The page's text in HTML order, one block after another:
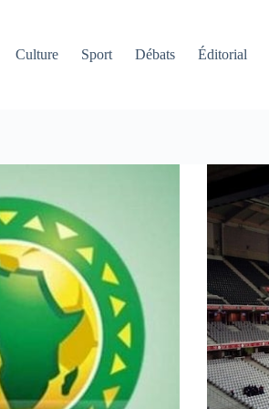
Culture Sport Débats Éditorial